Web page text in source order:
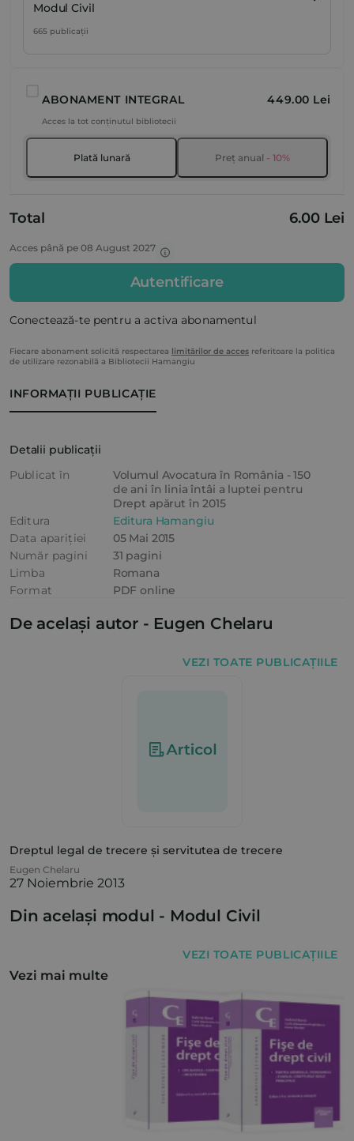
INFORMAȚII PUBLICAȚIE
Detalii publicații
Publicat în
Volumul Avocatura în România - 150
de ani în linia întâi a luptei pentru
Drept apărut în 2015
Editura
Editura Hamangiu
Data apariției
05 Mai 2015
Număr pagini
31 pagini
Limba
Romana
Format
PDF online
Modul Civil
665 publicații
ABONAMENT INTEGRAL 449.00 Lei
Acces la tot conținutul bibliotecii
Plată lunară Preț anual - 10%
Total 6.00 Lei
Acces până pe 08 August 2027
Autentificare
Conectează-te pentru a activa abonamentul
Fiecare abonament solicită respectarea limitărilor de acces referitoare la politica
de utilizare rezonabilă a Bibliotecii Hamangiu
De același autor - Eugen Chelaru
VEZI TOATE PUBLICAȚIILE
Dreptul legal de trecere și servitutea de trecere
Eugen Chelaru
27 Noiembrie 2013
Din același modul - Modul Civil
VEZI TOATE PUBLICAȚIILE
Vezi mai multe